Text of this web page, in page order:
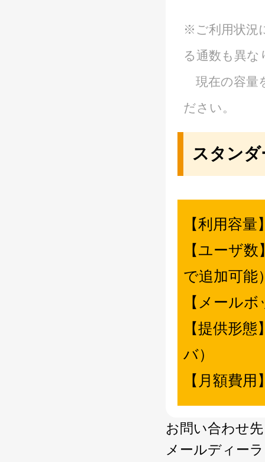
※ご利用状況
る通数も異な
現在の容量
ださい。
スタン
【利用
【ユー
で追加可能
【メール
【提供
バ）
【月額
お問い合わせ先
メールディー